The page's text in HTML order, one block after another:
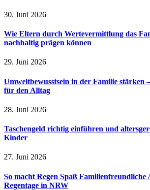
30. Juni 2026
Wie Eltern durch Wertevermittlung das
nachhaltig prägen können
29. Juni 2026
Umweltbewusstsein in der Familie stärken
für den Alltag
28. Juni 2026
Taschengeld richtig einführen und
Kinder
27. Juni 2026
So macht Regen Spaß
Regentage in NRW